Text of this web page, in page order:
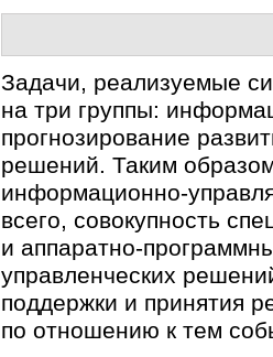
Задачи, реализуемые
на три группы:
прогнозирование
решений. Таким
информационно-
всего, совокупность
и аппаратно-
управленческих
поддержки и принятия
по отношению к тем